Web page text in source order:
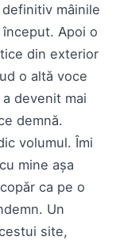
mâinile
Apoi o
din exterior
o altă voce
devenit mai
demnă.
volumul. Îmi
mine așa
ca pe o
Un
site,